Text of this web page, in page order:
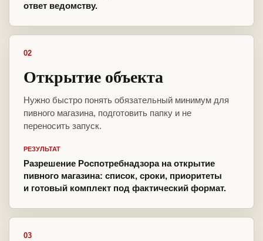
ответ ведомству.
02
Открытие объекта
Нужно быстро понять обязательный минимум для
пивного магазина, подготовить папку и не
переносить запуск.
РЕЗУЛЬТАТ
Разрешение Роспотребнадзора на открытие
пивного магазина: список, сроки, приоритеты
и готовый комплект под фактический формат.
03